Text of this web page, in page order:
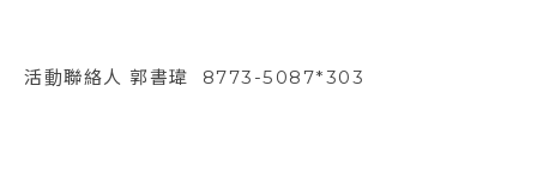
活動聯絡人 郭書瑋 8773-5087*303